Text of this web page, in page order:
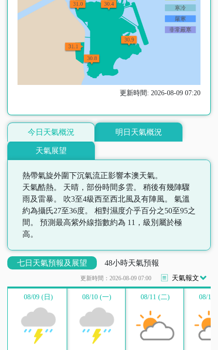
更新時間: 2026-08-09 07:20
今日天氣概況 明日天氣概況
天氣展望
熱帶氣旋外圍下沉氣流正影響本澳天氣。
天氣酷熱。 天晴，部份時間多雲。 稍後有幾陣驟
雨及雷暴。 吹3至4級西至西北風及有陣風。 氣溫
約為攝氏27至36度。 相對濕度介乎百分之50至95之
間。 預測最高紫外線指數約為 11，級別屬於極
高。
七日天氣預報及展望 48小時天氣預報
更新時間：2026-08-09 07:00 天氣報文
08/12
08/11 (二)
08/10 (一)
08/09 (日)